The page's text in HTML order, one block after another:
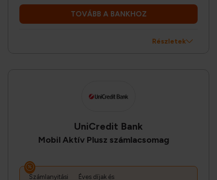
TOVÁBB A BANKHOZ
Részletek
UniCredit Bank
Mobil Aktív Plusz számlacsomag
Számlanyitási
Éves díjak és